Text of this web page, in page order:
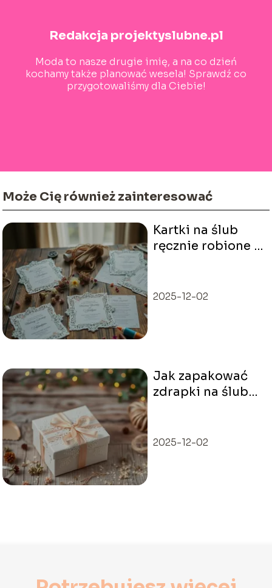
Redakcja projektyslubne.pl
Moda to nasze drugie imię, a na co dzień
kochamy także planować wesela! Sprawdź co
przygotowaliśmy dla Ciebie!
Może Cię również zainteresować
Kartki na ślub
ręcznie robione –
zaproszenia?
2025-12-02
Jak zapakować
zdrapki na ślub?
inspiracje
2025-12-02